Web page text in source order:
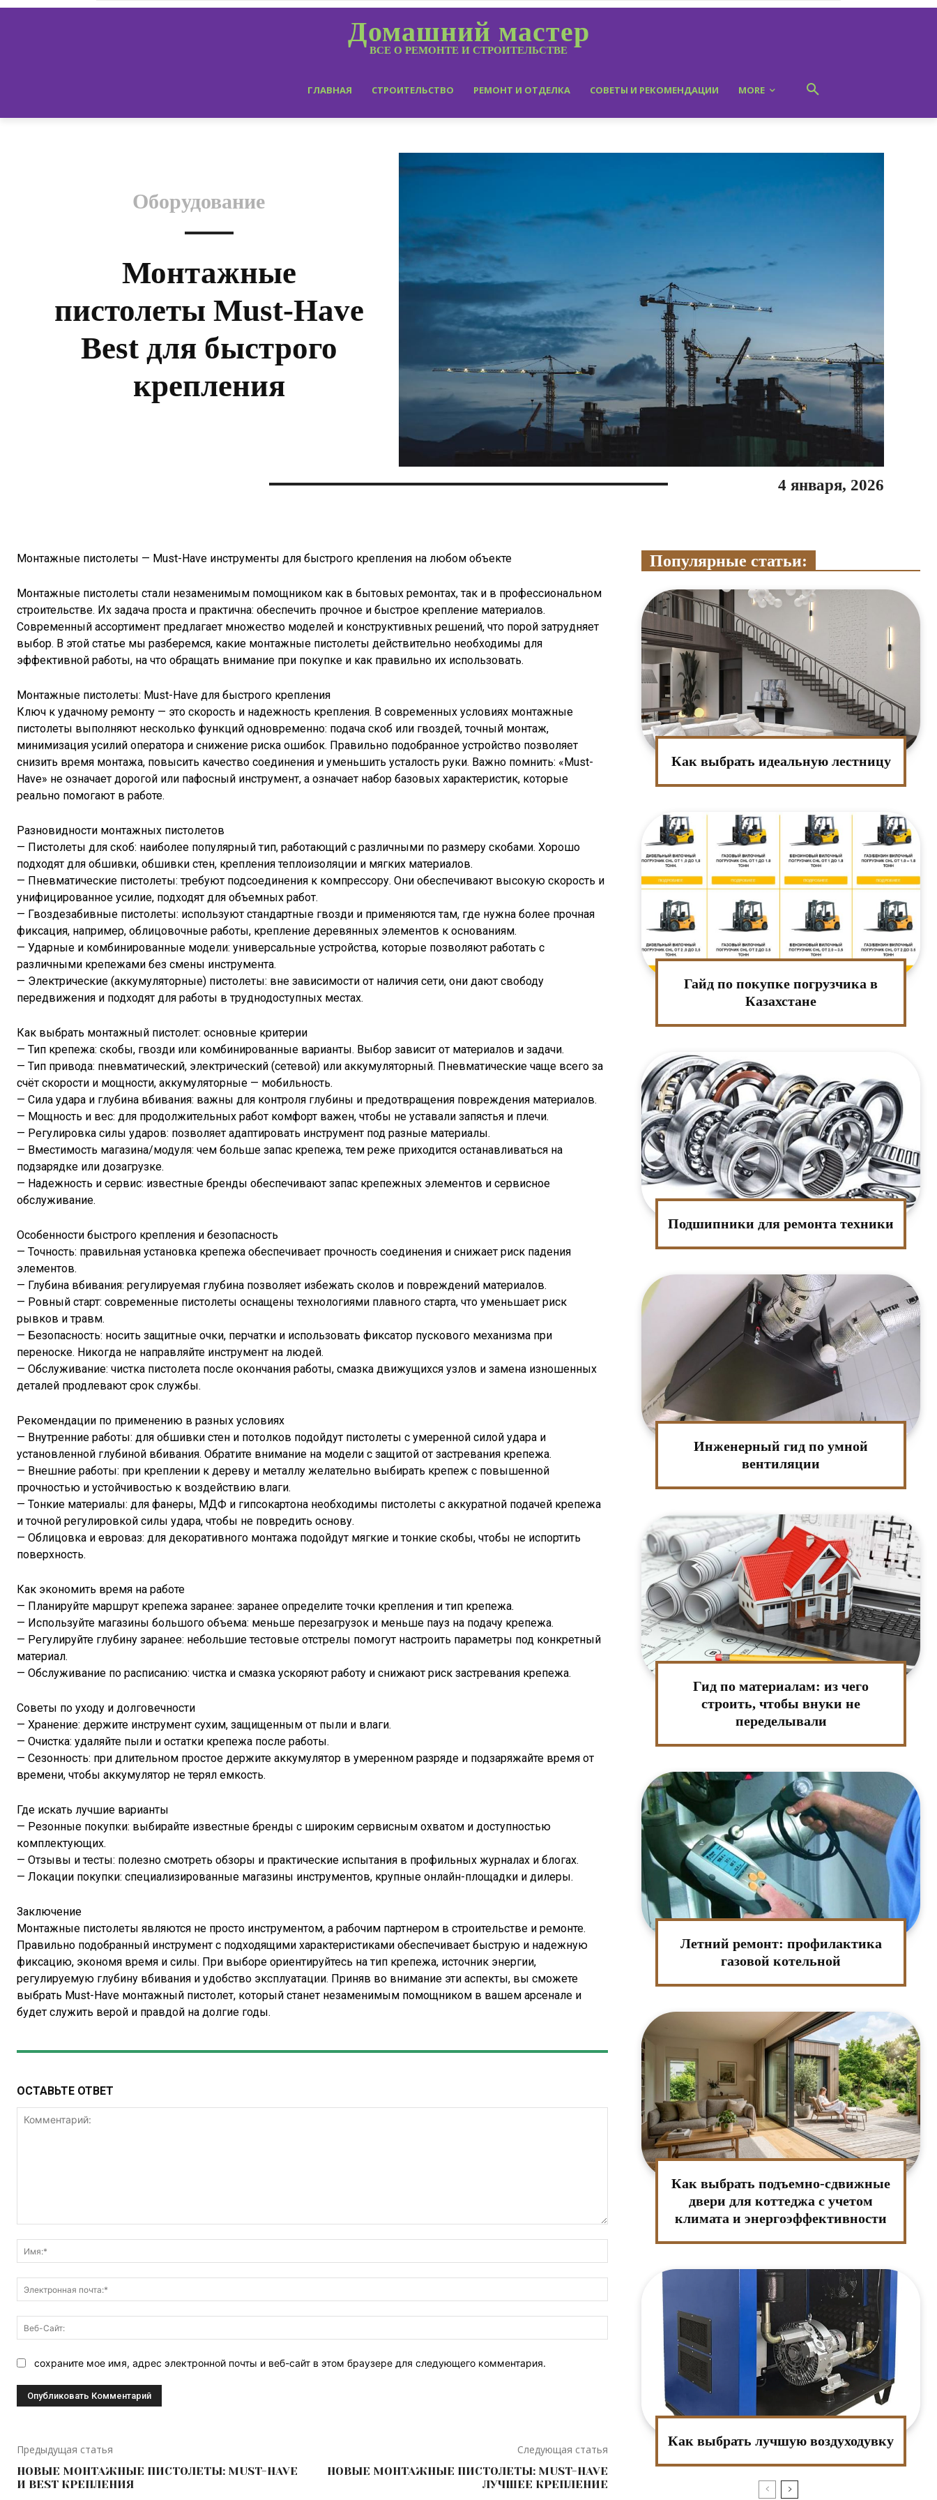
Домашний мастер
ВСЕ О РЕМОНТЕ И СТРОИТЕЛЬСТВЕ
ГЛАВНАЯ СТРОИТЕЛЬСТВО РЕМОНТ И ОТДЕЛКА СОВЕТЫ И РЕКОМЕНДАЦИИ MORE
Оборудование
Монтажные
пистолеты Must-Have
Best для быстрого
крепления
4 января, 2026
Монтажные пистолеты — Must-Have инструменты для быстрого крепления на любом объекте
Монтажные пистолеты стали незаменимым помощником как в бытовых ремонтах, так и в профессиональном
строительстве. Их задача проста и практична: обеспечить прочное и быстрое крепление материалов.
Современный ассортимент предлагает множество моделей и конструктивных решений, что порой затрудняет
выбор. В этой статье мы разберемся, какие монтажные пистолеты действительно необходимы для
эффективной работы, на что обращать внимание при покупке и как правильно их использовать.
Монтажные пистолеты: Must-Have для быстрого крепления
Ключ к удачному ремонту — это скорость и надежность крепления. В современных условиях монтажные
пистолеты выполняют несколько функций одновременно: подача скоб или гвоздей, точный монтаж,
минимизация усилий оператора и снижение риска ошибок. Правильно подобранное устройство позволяет
снизить время монтажа, повысить качество соединения и уменьшить усталость руки. Важно помнить: «Must-
Have» не означает дорогой или пафосный инструмент, а означает набор базовых характеристик, которые
реально помогают в работе.
Разновидности монтажных пистолетов
— Пистолеты для скоб: наиболее популярный тип, работающий с различными по размеру скобами. Хорошо
подходят для обшивки, обшивки стен, крепления теплоизоляции и мягких материалов.
— Пневматические пистолеты: требуют подсоединения к компрессору. Они обеспечивают высокую скорость и
унифицированное усилие, подходят для объемных работ.
— Гвоздезабивные пистолеты: используют стандартные гвозди и применяются там, где нужна более прочная
фиксация, например, облицовочные работы, крепление деревянных элементов к основаниям.
— Ударные и комбинированные модели: универсальные устройства, которые позволяют работать с
различными крепежами без смены инструмента.
— Электрические (аккумуляторные) пистолеты: вне зависимости от наличия сети, они дают свободу
передвижения и подходят для работы в труднодоступных местах.
Как выбрать монтажный пистолет: основные критерии
— Тип крепежа: скобы, гвозди или комбинированные варианты. Выбор зависит от материалов и задачи.
— Тип привода: пневматический, электрический (сетевой) или аккумуляторный. Пневматические чаще всего за
счёт скорости и мощности, аккумуляторные — мобильность.
— Сила удара и глубина вбивания: важны для контроля глубины и предотвращения повреждения материалов.
— Мощность и вес: для продолжительных работ комфорт важен, чтобы не уставали запястья и плечи.
— Регулировка силы ударов: позволяет адаптировать инструмент под разные материалы.
— Вместимость магазина/модуля: чем больше запас крепежа, тем реже приходится останавливаться на
подзарядке или дозагрузке.
— Надежность и сервис: известные бренды обеспечивают запас крепежных элементов и сервисное
обслуживание.
Особенности быстрого крепления и безопасность
— Точность: правильная установка крепежа обеспечивает прочность соединения и снижает риск падения
элементов.
— Глубина вбивания: регулируемая глубина позволяет избежать сколов и повреждений материалов.
— Ровный старт: современные пистолеты оснащены технологиями плавного старта, что уменьшает риск
рывков и травм.
— Безопасность: носить защитные очки, перчатки и использовать фиксатор пускового механизма при
переноске. Никогда не направляйте инструмент на людей.
— Обслуживание: чистка пистолета после окончания работы, смазка движущихся узлов и замена изношенных
деталей продлевают срок службы.
Рекомендации по применению в разных условиях
— Внутренние работы: для обшивки стен и потолков подойдут пистолеты с умеренной силой удара и
установленной глубиной вбивания. Обратите внимание на модели с защитой от застревания крепежа.
— Внешние работы: при креплении к дереву и металлу желательно выбирать крепеж с повышенной
прочностью и устойчивостью к воздействию влаги.
— Тонкие материалы: для фанеры, МДФ и гипсокартона необходимы пистолеты с аккуратной подачей крепежа
и точной регулировкой силы удара, чтобы не повредить основу.
— Облицовка и евроваз: для декоративного монтажа подойдут мягкие и тонкие скобы, чтобы не испортить
поверхность.
Как экономить время на работе
— Планируйте маршрут крепежа заранее: заранее определите точки крепления и тип крепежа.
— Используйте магазины большого объема: меньше перезагрузок и меньше пауз на подачу крепежа.
— Регулируйте глубину заранее: небольшие тестовые отстрелы помогут настроить параметры под конкретный
материал.
— Обслуживание по расписанию: чистка и смазка ускоряют работу и снижают риск застревания крепежа.
Советы по уходу и долговечности
— Хранение: держите инструмент сухим, защищенным от пыли и влаги.
— Очистка: удаляйте пыли и остатки крепежа после работы.
— Сезонность: при длительном простое держите аккумулятор в умеренном разряде и подзаряжайте время от
времени, чтобы аккумулятор не терял емкость.
Где искать лучшие варианты
— Резонные покупки: выбирайте известные бренды с широким сервисным охватом и доступностью
комплектующих.
— Отзывы и тесты: полезно смотреть обзоры и практические испытания в профильных журналах и блогах.
— Локации покупки: специализированные магазины инструментов, крупные онлайн-площадки и дилеры.
Заключение
Монтажные пистолеты являются не просто инструментом, а рабочим партнером в строительстве и ремонте.
Правильно подобранный инструмент с подходящими характеристиками обеспечивает быструю и надежную
фиксацию, экономя время и силы. При выборе ориентируйтесь на тип крепежа, источник энергии,
регулируемую глубину вбивания и удобство эксплуатации. Приняв во внимание эти аспекты, вы сможете
выбрать Must-Have монтажный пистолет, который станет незаменимым помощником в вашем арсенале и
будет служить верой и правдой на долгие годы.
ОСТАВЬТЕ ОТВЕТ
почта:*
Сайт:
сохраните мое имя, адрес электронной почты и веб-сайт в этом браузере для следующего комментария.
Предыдущая статья
НОВЫЕ МОНТАЖНЫЕ ПИСТОЛЕТЫ: MUST-HAVE
И BEST КРЕПЛЕНИЯ
Следующая статья
НОВЫЕ МОНТАЖНЫЕ ПИСТОЛЕТЫ: MUST-HAVE
ЛУЧШЕЕ КРЕПЛЕНИЕ
Популярные статьи:
Как выбрать идеальную лестницу
Гайд по покупке погрузчика в
Казахстане
Подшипники для ремонта техники
Инженерный гид по умной
вентиляции
Гид по материалам: из чего
строить, чтобы внуки не
переделывали
Летний ремонт: профилактика
газовой котельной
Как выбрать подъемно-сдвижные
двери для коттеджа с учетом
климата и энергоэффективности
Как выбрать лучшую воздуходувку